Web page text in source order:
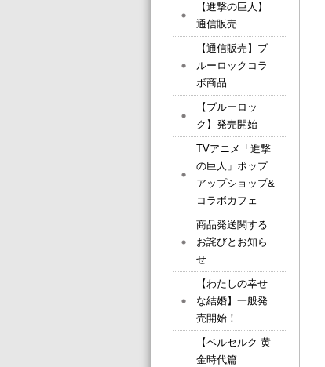
【進撃の巨人】
通信販売
【通信販売】ブ
ルーロックコラ
ボ商品
【ブルーロッ
ク】発売開始
TVアニメ「進撃
の巨人」ポップ
アップショップ&
コラボカフェ
商品発送関する
お詫びとお知ら
せ
【わたしの幸せ
な結婚】一般発
売開始！
【ベルセルク 黄
金時代篇